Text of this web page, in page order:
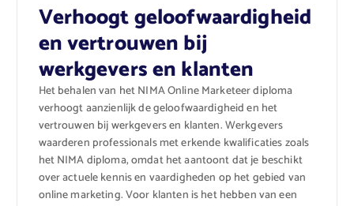
Verhoogt geloofwaardigheid
en vertrouwen bij
werkgevers en klanten
Het behalen van het NIMA Online Marketeer diploma
verhoogt aanzienlijk de geloofwaardigheid en het
vertrouwen bij werkgevers en klanten. Werkgevers
waarderen professionals met erkende kwalificaties zoals
het NIMA diploma, omdat het aantoont dat je beschikt
over actuele kennis en vaardigheden op het gebied van
online marketing. Voor klanten is het hebben van een